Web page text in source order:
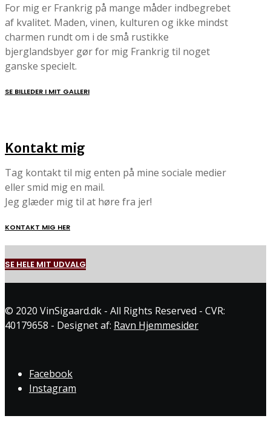
For mig er Frankrig på mange måder indbegrebet
af kvalitet. Maden, vinen, kulturen og ikke mindst
charmen rundt om i de små rustikke
bjerglandsbyer gør for mig Frankrig til noget
ganske specielt.
SE BILLEDER I MIT GALLERI
Kontakt mig
Tag kontakt til mig enten på mine sociale medier
eller smid mig en mail.
Jeg glæder mig til at høre fra jer!
KONTAKT MIG HER
SE HELE MIT UDVALG
© 2020 VinSigaard.dk - All Rights Reserved - CVR:
40179658 - Designet af: Ravn Hjemmesider
Facebook
Instagram